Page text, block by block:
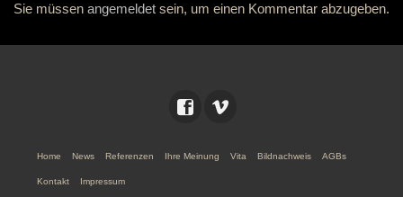
Sie müssen angemeldet sein, um einen Kommentar abzugeben.
Home News Referenzen Ihre Meinung Vita Bildnachweis AGBs
Kontakt Impressum